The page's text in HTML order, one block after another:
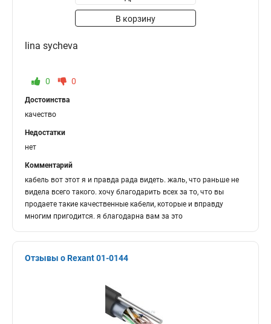
В корзину
lina sycheva
0 0
Достоинства
качество
Недостатки
нет
Комментарий
кабель вот этот я и правда рада видеть. жаль, что раньше не
видела всего такого. хочу благодарить всех за то, что вы
продаете такие качественные кабели, которые и вправду
многим пригодится. я благодарна вам за это
Отзывы о Rexant 01-0144